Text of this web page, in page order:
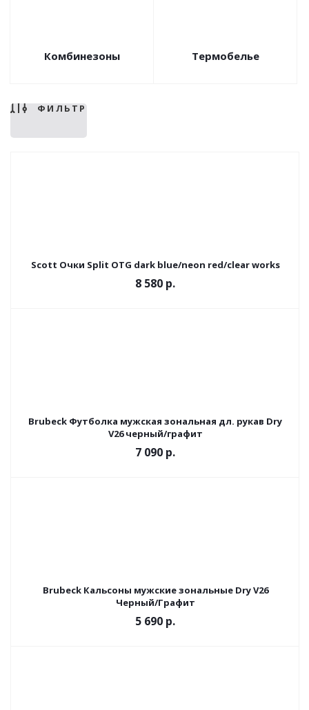
Комбинезоны Термобелье
ФИЛЬТР
Scott Очки Split OTG dark blue/neon red/clear works
8 580 р.
Brubeck Футболка мужская зональная дл. рукав Dry
V26 черный/графит
7 090 р.
Brubeck Кальсоны мужские зональные Dry V26
Черный/Графит
5 690 р.